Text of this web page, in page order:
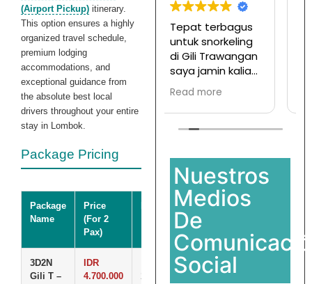
(Airport Pickup) itinerary.
This option ensures a highly
organized travel schedule,
premium lodging
accommodations, and
exceptional guidance from
the absolute best local
drivers throughout your entire
stay in Lombok.
Package Pricing
Package
Name
Price
(For 2
Pax)
3D2N
Gili T –
IDR
4.700.000
2 people
Tepat terbagus
untuk snorkeling
di Gili Trawangan
saya jamin kalian
pasti enjoy jika
join with this
company
Read more
Tur ke pulau
komodo mesen
disini,
Ternyata
menyenangkan
dan hargapun
sangat
terjangkau
Read more
Nuestros
Medios
De
Social